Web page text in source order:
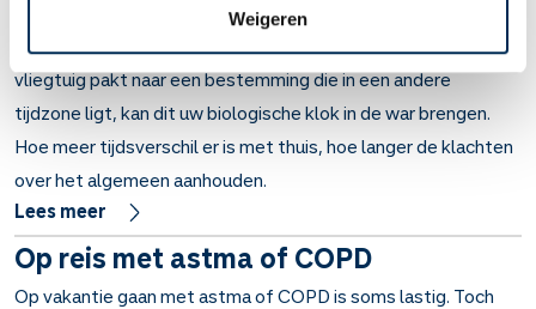
Weigeren
Uw biologische klok is een natuurlijk mechanisme dat er
bijvoorbeeld voor zorgt dat u ’s avonds moe wordt. Als u het
vliegtuig pakt naar een bestemming die in een andere
tijdzone ligt, kan dit uw biologische klok in de war brengen.
Hoe meer tijdsverschil er is met thuis, hoe langer de klachten
over het algemeen aanhouden.
Lees meer
Op reis met astma of COPD
Op vakantie gaan met astma of COPD is soms lastig. Toch